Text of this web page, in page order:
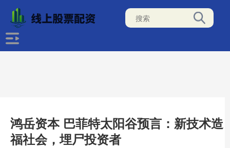
鸿岳资本 巴菲特太阳谷预言：新技术造
福社会，埋尸投资者